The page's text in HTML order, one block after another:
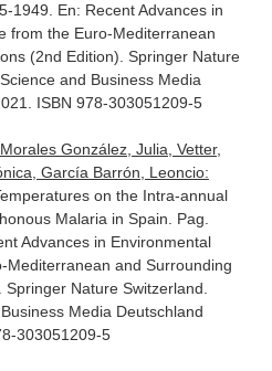
1949. En: Recent Advances in
from the Euro-Mediterranean
(2nd Edition) . Springer Nature
and Business Media
ISBN 978-303051209-5
González, Julia, Vetter,
García Barrón, Leoncio:
on the Intra-annual
Malaria in Spain. Pag.
Advances in Environmental
Mediterranean and Surrounding
. Springer Nature Switzerland.
Media Deutschland
303051209-5